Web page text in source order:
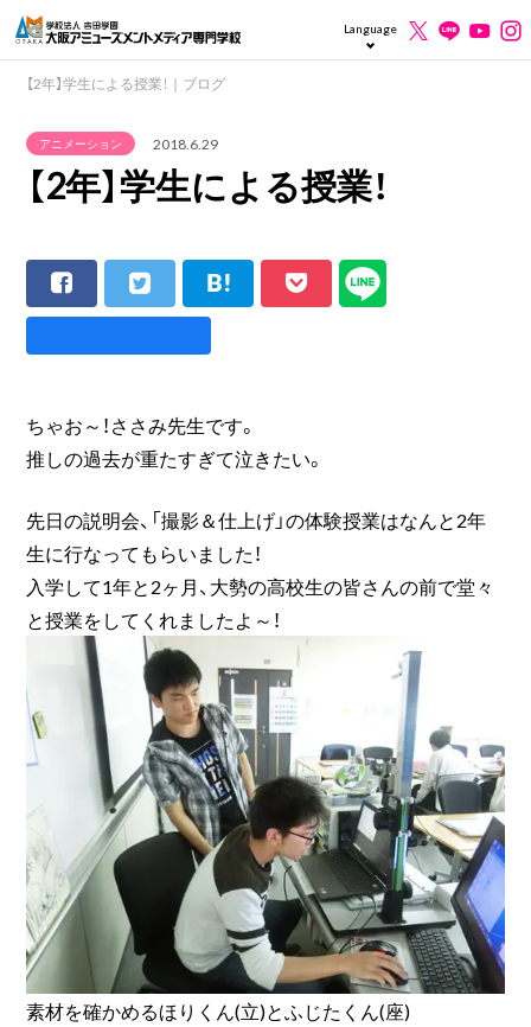
Language
【2年】学生による授業！｜ブログ
アニメーション 2018.6.29
【2年】学生による授業！
ちゃお～！ささみ先生です。
推しの過去が重たすぎて泣きたい。
先日の説明会、「撮影＆仕上げ」の体験授業はなんと2年
生に行なってもらいました！
入学して1年と2ヶ月、大勢の高校生の皆さんの前で堂々
と授業をしてくれましたよ～！
素材を確かめるほりくん(立)とふじたくん(座)